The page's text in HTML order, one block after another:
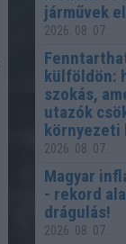
járművek
2026. 08. 07.
külföldön:
szokás,
utazók
környezeti
2026. 08. 07.
Magyar
- rekord
drágulás!
2026. 08. 07.